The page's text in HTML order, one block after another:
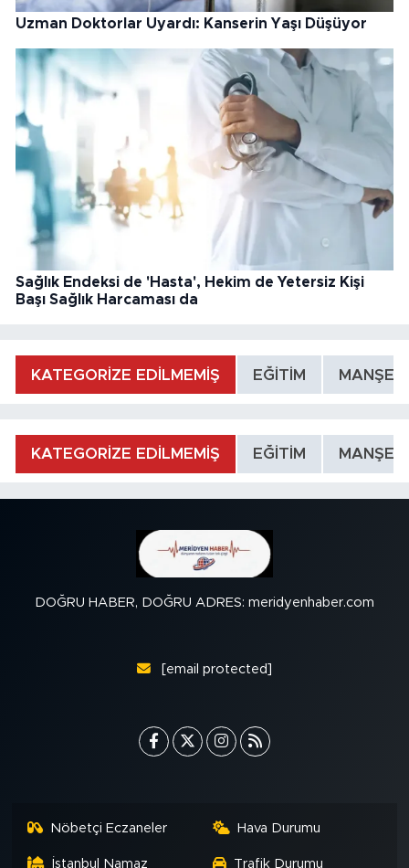
Uzman Doktorlar Uyardı: Kanserin Yaşı Düşüyor
Sağlık Endeksi de 'Hasta', Hekim de Yetersiz Kişi
Başı Sağlık Harcaması da
KATEGORİZE EDİLMEMİŞ EĞİTİM MANŞET
KATEGORİZE EDİLMEMİŞ EĞİTİM MANŞET
DOĞRU HABER, DOĞRU ADRES: meridyenhaber.com
[email protected]
Nöbetçi Eczaneler Hava Durumu
İstanbul Namaz Trafik Durumu